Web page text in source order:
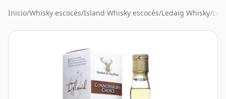
Inicio/Whisky escocés/Island Whisky escocés/Ledaig Whisky/